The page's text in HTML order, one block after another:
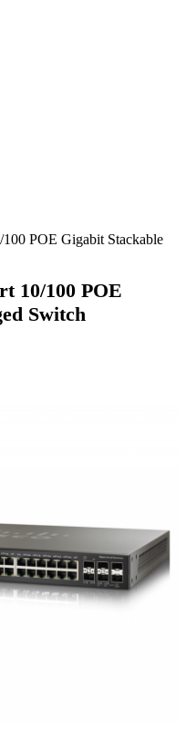
POE Gigabit Stackable
10/100 POE
Switch